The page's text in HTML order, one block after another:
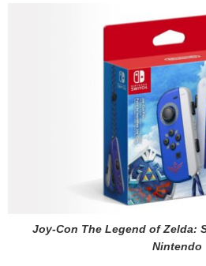
Joy-Con The Legend of Zelda:
Nintendo